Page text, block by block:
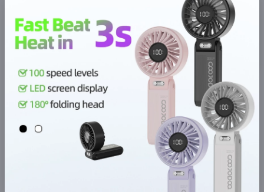
LỊCH CHIẾU BÌNH LUẬN ĐÁNH GIÁ
KHU VỰC
Tất cả hệ thống